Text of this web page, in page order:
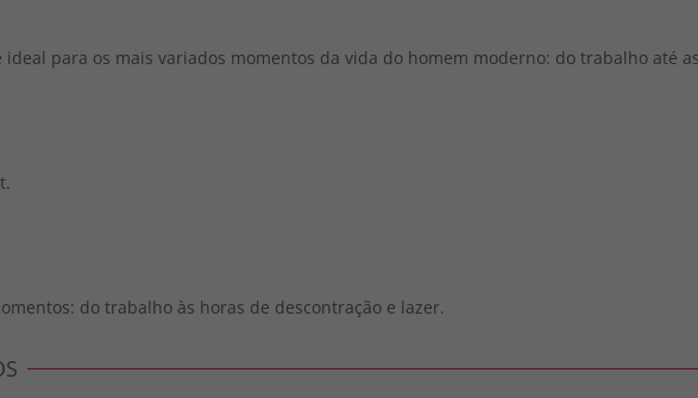
ideal para os mais variados momentos da vida do homem moderno: do trabalho até
do trabalho às horas de descontração e lazer.